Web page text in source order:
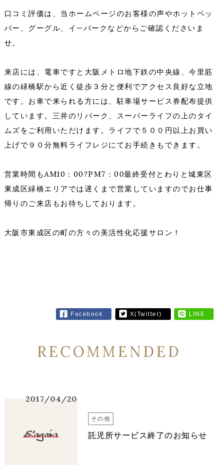
口コミ評価は、当ホームページのお客様の声やホットペッ
パー、グーグル、イ—パークなどからご確認くださいま
せ。
来店には、電車ですと大阪メトロ地下鉄の中央線、今里筋
線の緑橋駅から近く徒歩３分と便利でアクセス良好な立地
です。お車で来られる方には、駐車場サービス券配布提供
しています。三井のリパーク、スーパーライフの上のタイ
ムズをご利用いただけます。ライフで５００円以上お買い
上げで９０分無料ライフレジにてお手続きもできます。
営業時間もAM10：00?PM7：00最終受付とわりと城東区
東成区緑橋エリアでは遅くまで営業していますのでお仕事
帰りのご来店もお待ちしております。
大阪市東成区の町の方々の美活性化応援サロン！
Facebook X(Twitter) LINE
RECOMMENDED
2017/04/20
その他
託児所サービス終了のお知らせ